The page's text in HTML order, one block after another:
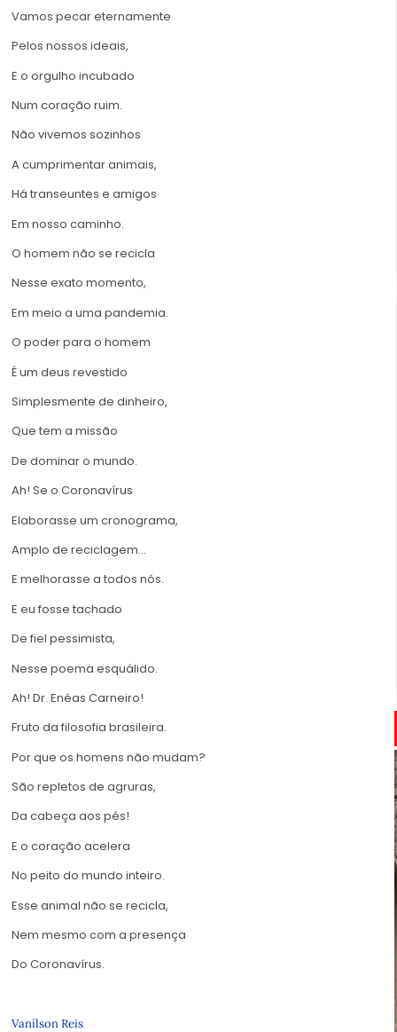
Vamos pecar eternamente
Pelos nossos ideais,
E o orgulho incubado
Num coração ruim.
Não vivemos sozinhos
A cumprimentar animais,
Há transeuntes e amigos
Em nosso caminho.
O homem não se recicla
Nesse exato momento,
Em meio a uma pandemia.
O poder para o homem
É um deus revestido
Simplesmente de dinheiro,
Que tem a missão
De dominar o mundo.
Ah! Se o Coronavírus
Elaborasse um cronograma,
Amplo de reciclagem…
E melhorasse a todos nós.
E eu fosse tachado
De fiel pessimista,
Nesse poema esquálido.
Ah! Dr. Enéas Carneiro!
Fruto da filosofia brasileira.
Por que os homens não mudam?
São repletos de agruras,
Da cabeça aos pés!
E o coração acelera
No peito do mundo inteiro.
Esse animal não se recicla,
Nem mesmo com a presença
Do Coronavírus.
Vanílson Reis